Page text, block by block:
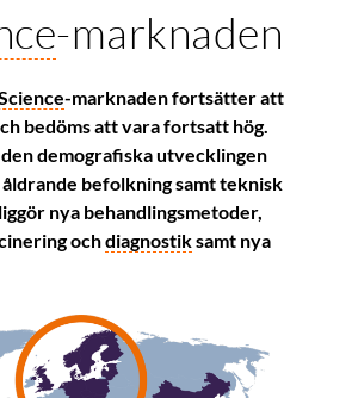
-marknaden
-marknaden fortsätter att
bedöms att vara fortsatt hög.
demografiska utvecklingen
åldrande befolkning samt teknisk
nya behandlingsmetoder,
ochdiagnostiksamt nya